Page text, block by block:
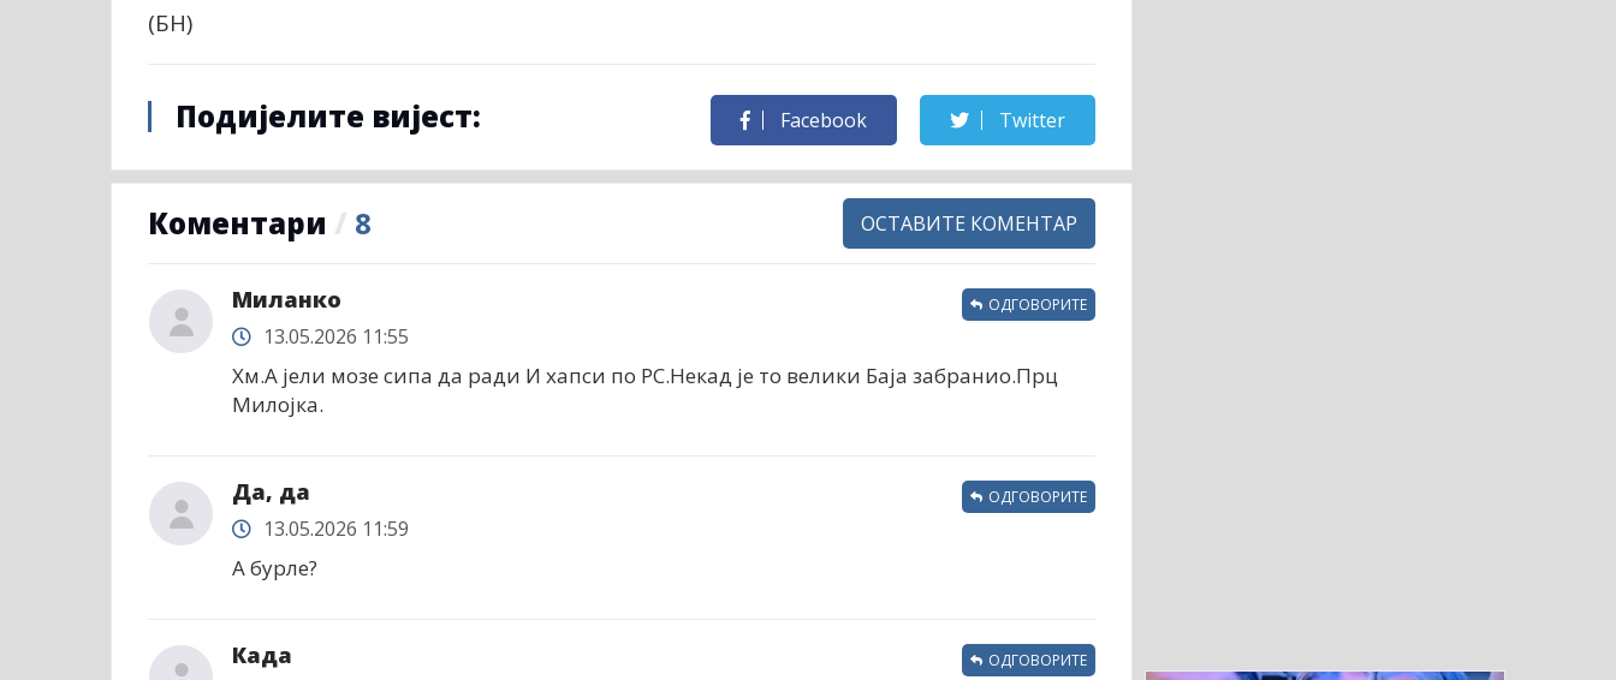
(БН)
Подијелите вијест: Facebook Twitter
Коментари / 8 ОСТАВИТЕ КОМЕНТАР
Миланко
13.05.2026 11:55
Хм.А јели мозе сипа да ради И хапси по РС.Некад је то велики Баја забранио.Прц
Милојка.
ОДГОВОРИТЕ
Да, да
13.05.2026 11:59
А бурле?
ОДГОВОРИТЕ
Када ОДГОВОРИТЕ